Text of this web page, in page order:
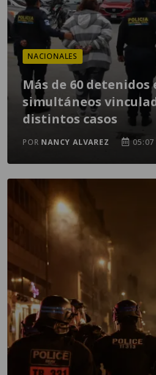
NACIONALES
Más de 60
simultáneos
distintos casos
POR NANCY ALVAREZ 05:07